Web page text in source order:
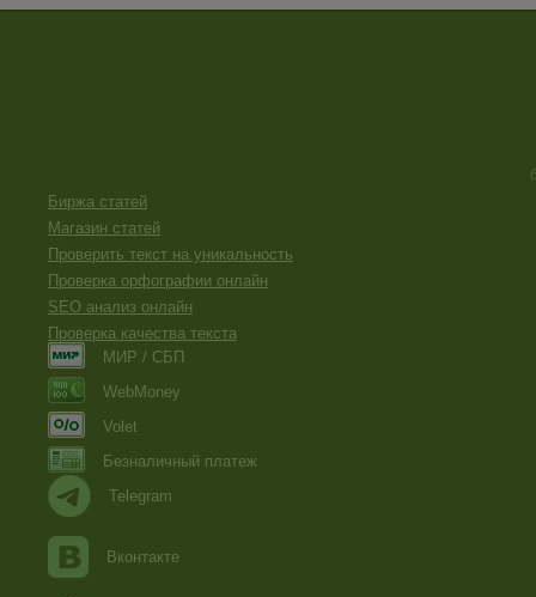
Биржа статей
Магазин статей
Проверить текст на уникальность
Проверка орфографии онлайн
SEO анализ онлайн
Проверка качества текста
МИР / СБП
WebMoney
Volet
Безналичный платеж
Telegram
Вконтакте